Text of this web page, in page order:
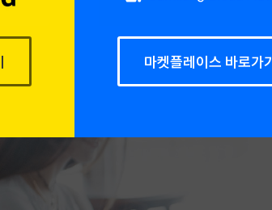
마켓플레이스 바로가기